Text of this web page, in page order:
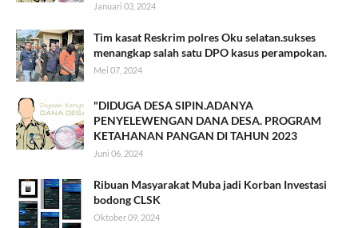
Januari 03, 2024
Tim kasat Reskrim polres Oku selatan.sukses
menangkap salah satu DPO kasus perampokan.
Mei 07, 2024
"DIDUGA DESA SIPIN.ADANYA
PENYELEWENGAN DANA DESA. PROGRAM
KETAHANAN PANGAN DI TAHUN 2023
Juni 06, 2024
Ribuan Masyarakat Muba jadi Korban Investasi
bodong CLSK
Oktober 09, 2024